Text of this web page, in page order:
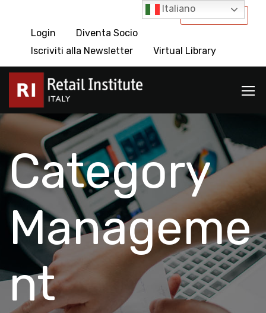
International
Login
Diventa Socio
Iscriviti alla Newsletter
Virtual Library
Category
Manageme
nt
Italiano